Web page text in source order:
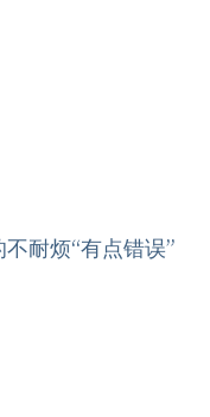
耐烦“有点错误”